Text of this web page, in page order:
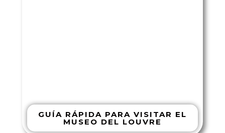
GUÍA RÁPIDA PARA VISITAR EL
MUSEO DEL LOUVRE